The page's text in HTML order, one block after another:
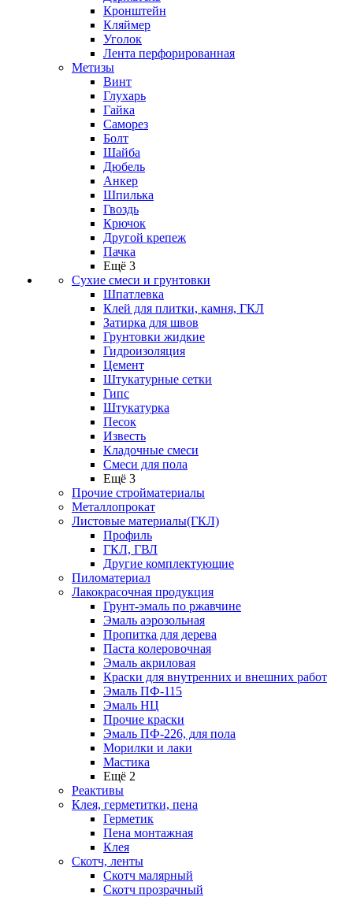
Кронштейн
Кляймер
Уголок
Лента перфорированная
Метизы
Винт
Глухарь
Гайка
Саморез
Болт
Шайба
Дюбель
Анкер
Шпилька
Гвоздь
Крючок
Другой крепеж
Пачка
Ещё 3
Сухие смеси и грунтовки
Шпатлевка
Клей для плитки, камня, ГКЛ
Затирка для швов
Грунтовки жидкие
Гидроизоляция
Цемент
Штукатурные сетки
Гипс
Штукатурка
Песок
Известь
Кладочные смеси
Смеси для пола
Ещё 3
Прочие стройматериалы
Металлопрокат
Листовые материалы(ГКЛ)
Профиль
ГКЛ, ГВЛ
Другие комплектующие
Пиломатериал
Лакокрасочная продукция
Грунт-эмаль по ржавчине
Эмаль аэрозольная
Пропитка для дерева
Паста колеровочная
Эмаль акриловая
Краски для внутренних и внешних работ
Эмаль ПФ-115
Эмаль НЦ
Прочие краски
Эмаль ПФ-226, для пола
Морилки и лаки
Мастика
Ещё 2
Реактивы
Клея, герметитки, пена
Герметик
Пена монтажная
Клея
Скотч, ленты
Скотч малярный
Скотч прозрачный